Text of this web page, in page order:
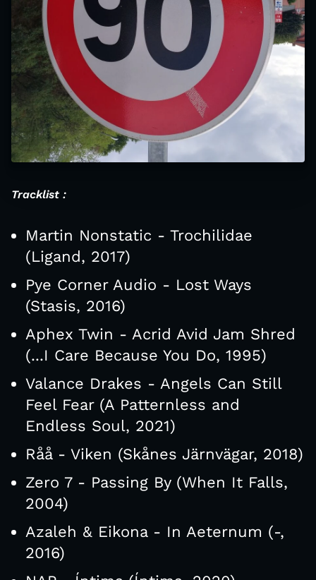
Tracklist :
Martin Nonstatic - Trochilidae
(Ligand, 2017)
Pye Corner Audio - Lost Ways
(Stasis, 2016)
Aphex Twin - Acrid Avid Jam Shred
(...I Care Because You Do, 1995)
Valance Drakes - Angels Can Still
Feel Fear (A Patternless and
Endless Soul, 2021)
Råå - Viken (Skånes Järnvägar, 2018)
Zero 7 - Passing By (When It Falls,
2004)
Azaleh & Eikona - In Aeternum (-,
2016)